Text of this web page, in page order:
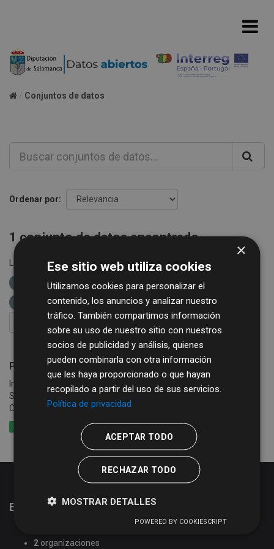
Conjuntos de datos
Ordenar por
1 conjunto de datos encontrado
Licencias: Creative Commons Attribution 4.0
Grupos:
Sector público
etiquetas:
sector público
planeamiento urbanístico
diputación de salamanca
Planeamiento Urbanístico
Información sobre planeamiento urbanístico en la provincia de
Salamanca Tipo de planeamiento: PGOU = Plan General de
Ordenación Urbana NUM = Normas Urbanísticas Municipales NS...
XLSX
Estadísticas del portal de datos abiertos
2 organizaciones
×
Ese sitio web utiliza cookies
Utilizamos cookies para personalizar el
contenido, los anuncios y analizar nuestro
tráfico. También compartimos información
sobre su uso de nuestro sitio con nuestros
socios de publicidad y análisis, quienes
pueden combinarla con otra información
que les haya proporcionado o que hayan
recopilado a partir del uso de sus servicios.
Política de privacidad
ACEPTAR TODO
RECHAZAR TODO
MOSTRAR DETALLES
POWERED BY COOKIESCRIPT